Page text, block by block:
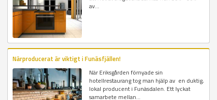
av...
Närproducerat är viktigt i Funäsfjällen!
När Eriksgården förnyade sin
hotellrestaurang tog man hjälp av en duktig,
lokal producent i Funäsdalen. Ett lyckat
samarbete mellan...